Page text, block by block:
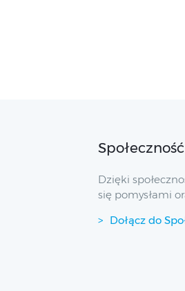
Dzięki
się pomysłami
Dołącz do